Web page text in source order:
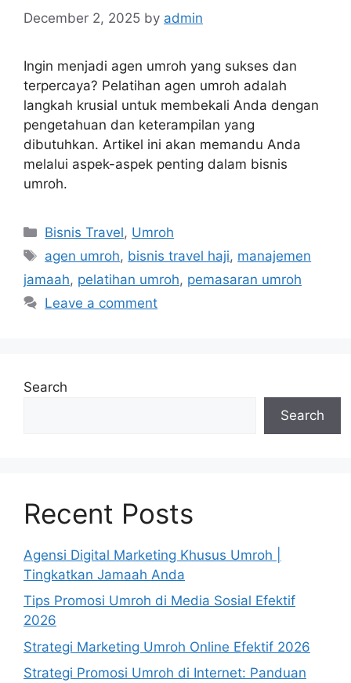
December 2, 2025 by admin
Ingin menjadi agen umroh yang sukses dan
terpercaya? Pelatihan agen umroh adalah
langkah krusial untuk membekali Anda dengan
pengetahuan dan keterampilan yang
dibutuhkan. Artikel ini akan memandu Anda
melalui aspek-aspek penting dalam bisnis
umroh.
Categories
Bisnis Travel, Umroh
Tags
agen umroh, bisnis travel haji, manajemen
jamaah, pelatihan umroh, pemasaran umroh
Leave a comment
Search
Search
Recent Posts
Agensi Digital Marketing Khusus Umroh |
Tingkatkan Jamaah Anda
Tips Promosi Umroh di Media Sosial Efektif
2026
Strategi Marketing Umroh Online Efektif 2026
Strategi Promosi Umroh di Internet: Panduan